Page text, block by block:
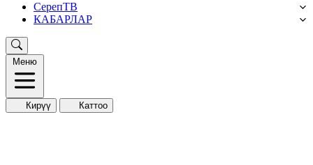
СерепТВ
КАБАРЛАР
Меню
Кирүү Каттоо